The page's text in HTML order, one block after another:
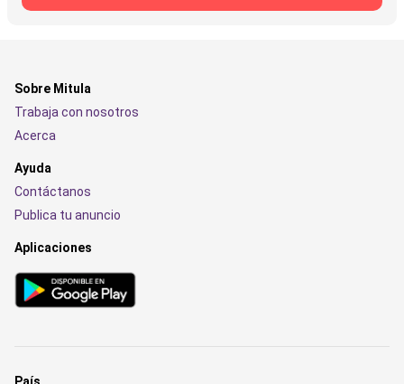
Sobre Mitula
Trabaja con nosotros
Acerca
Ayuda
Contáctanos
Publica tu anuncio
Aplicaciones